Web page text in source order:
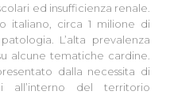
ed insufficienza renale.
italiano, circa 1 milione di
L’alta prevalenza
alcune tematiche cardine.
dalla necessita di
all’interno del territorio